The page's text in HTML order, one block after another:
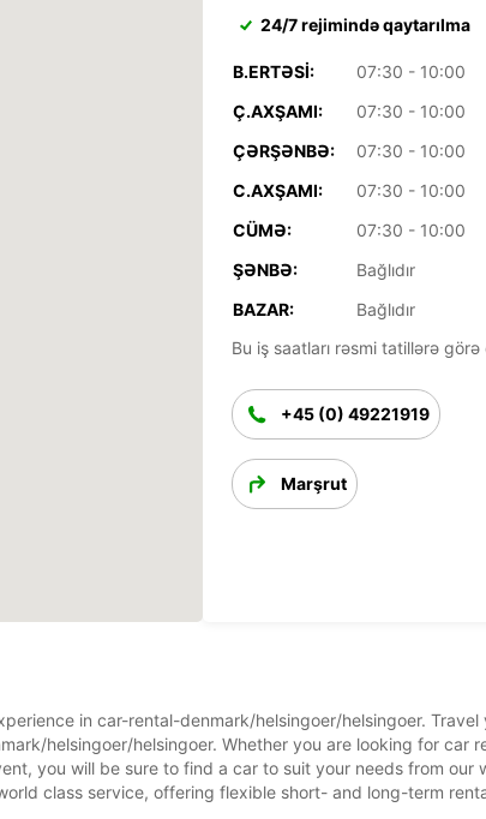
24/7 rejimində qaytarılma
B.ERTƏSI:
07:30 - 10:00
Ç.AXŞAMI:
07:30 - 10:00
ÇƏRŞƏNBƏ:
07:30 - 10:00
C.AXŞAMI:
07:30 - 10:00
CÜMƏ:
07:30 - 10:00
ŞƏNBƏ:
Bağlıdır
BAZAR:
Bağlıdır
Bu iş saatları rəsmi tatillərə
+45 (0) 49221919
Marşrut
in car-rental-denmark/helsingoer/helsingoer.
helsingoer/helsingoer. Whether you are looking for car
you will be sure to find a car to suit your needs from our
class service, offering flexible short- and long-term